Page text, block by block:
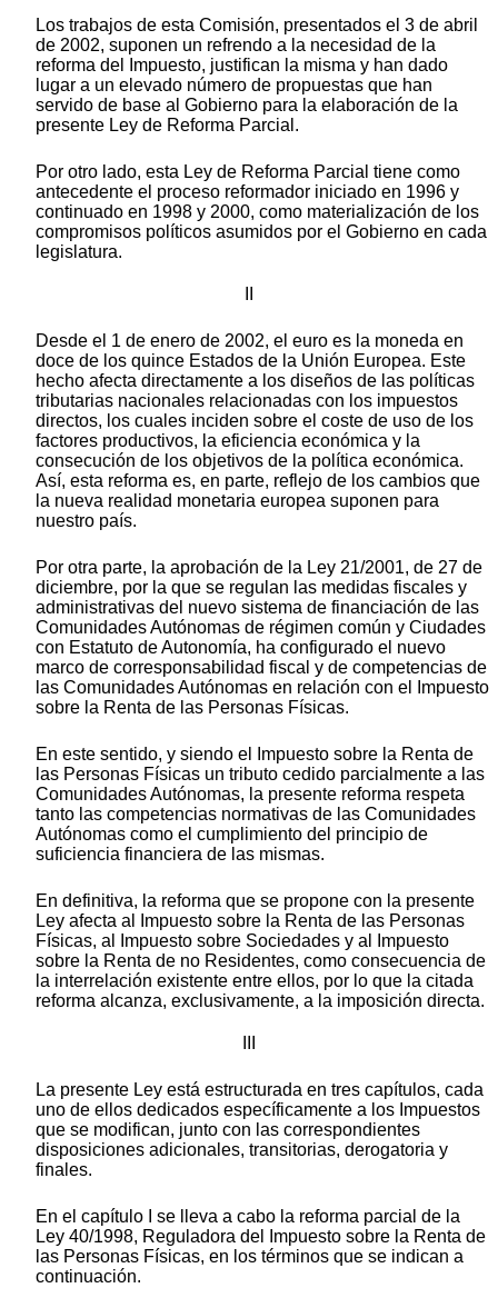
Los trabajos de esta Comisión, presentados el 3 de abril
de 2002, suponen un refrendo a la necesidad de la
reforma del Impuesto, justifican la misma y han dado
lugar a un elevado número de propuestas que han
servido de base al Gobierno para la elaboración de la
presente Ley de Reforma Parcial.
Por otro lado, esta Ley de Reforma Parcial tiene como
antecedente el proceso reformador iniciado en 1996 y
continuado en 1998 y 2000, como materialización de los
compromisos políticos asumidos por el Gobierno en cada
legislatura.
Desde el 1 de enero de 2002, el euro es la moneda en
doce de los quince Estados de la Unión Europea. Este
hecho afecta directamente a los diseños de las políticas
tributarias nacionales relacionadas con los impuestos
directos, los cuales inciden sobre el coste de uso de los
factores productivos, la eficiencia económica y la
consecución de los objetivos de la política económica.
Así, esta reforma es, en parte, reflejo de los cambios que
la nueva realidad monetaria europea suponen para
nuestro país.
Por otra parte, la aprobación de la Ley 21/2001, de 27 de
diciembre, por la que se regulan las medidas fiscales y
administrativas del nuevo sistema de financiación de las
Comunidades Autónomas de régimen común y Ciudades
con Estatuto de Autonomía, ha configurado el nuevo
marco de corresponsabilidad fiscal y de competencias de
las Comunidades Autónomas en relación con el Impuesto
sobre la Renta de las Personas Físicas.
En este sentido, y siendo el Impuesto sobre la Renta de
las Personas Físicas un tributo cedido parcialmente a las
Comunidades Autónomas, la presente reforma respeta
tanto las competencias normativas de las Comunidades
Autónomas como el cumplimiento del principio de
suficiencia financiera de las mismas.
En definitiva, la reforma que se propone con la presente
Ley afecta al Impuesto sobre la Renta de las Personas
Físicas, al Impuesto sobre Sociedades y al Impuesto
sobre la Renta de no Residentes, como consecuencia de
la interrelación existente entre ellos, por lo que la citada
reforma alcanza, exclusivamente, a la imposición directa.
La presente Ley está estructurada en tres capítulos, cada
uno de ellos dedicados específicamente a los Impuestos
que se modifican, junto con las correspondientes
disposiciones adicionales, transitorias, derogatoria y
finales.
En el capítulo I se lleva a cabo la reforma parcial de la
Ley 40/1998, Reguladora del Impuesto sobre la Renta de
las Personas Físicas, en los términos que se indican a
continuación.